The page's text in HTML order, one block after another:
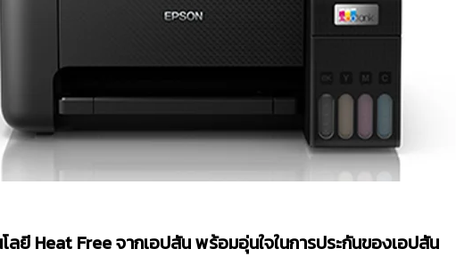
โลยี Heat Free จากเอปสัน พร้อมอุ่นใจในการประกันของเอปสัน